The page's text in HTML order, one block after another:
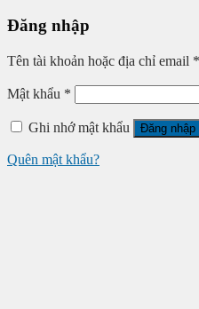
Đăng nhập
Tên tài khoản hoặc địa chỉ email *
Mật khẩu *
Ghi nhớ mật khẩu Đăng nhập
Quên mật khẩu?